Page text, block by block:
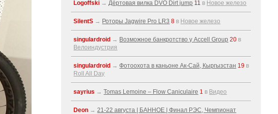
Logoffski →Дёртовая вилка DVO Dirt jump 11 в Новое железо
SilentS → Роторы Jagwire Pro LR3 8 в Новое железо
singulardroid → Возможное банкротство у Accell Group 20 в
Велоиндустрия
singulardroid →Фотоохота в каньоне Ак-Cай, Кыргызстан 19 в
Roll All Day
sayrius →Tomas Lemoine – Flow Caniculaire 1 в Видео
Deon →21-22 августа | БАННОЕ | Финал РЭС, Чемпионат